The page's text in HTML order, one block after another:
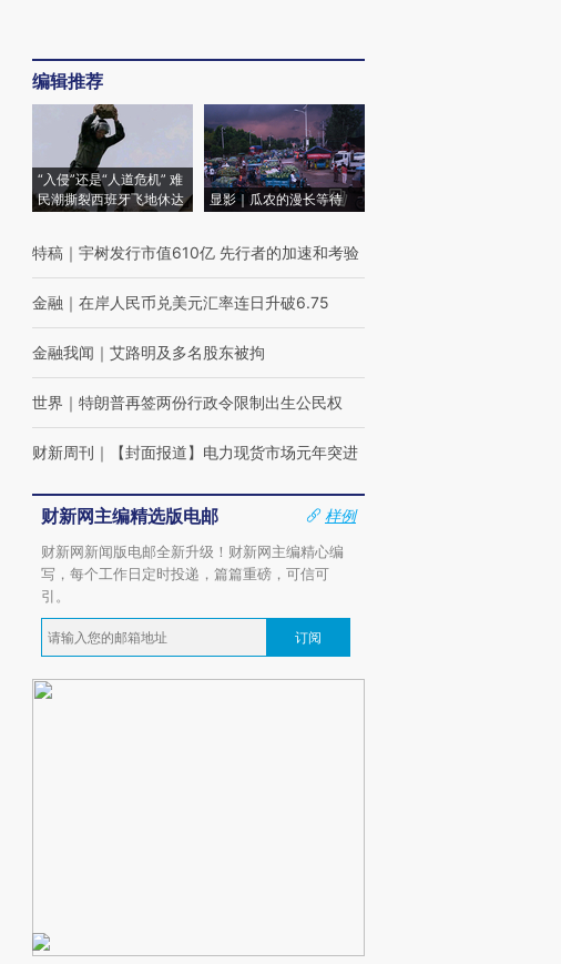
编辑推荐
“入侵”还是“人道危机” 难
民潮撕裂西班牙飞地休达
显影｜瓜农的漫长等待
特稿 ｜ 宇树发行市值610亿 先行者的加速和考验
金融 ｜ 在岸人民币兑美元汇率连日升破6.75
金融我闻 ｜ 艾路明及多名股东被拘
世界 ｜ 特朗普再签两份行政令限制出生公民权
财新周刊 ｜ 【封面报道】电力现货市场元年突进
财新网主编精选版电邮
样例
财新网新闻版电邮全新升级！财新网主编精心编
写，每个工作日定时投递，篇篇重磅，可信可
引。
订阅